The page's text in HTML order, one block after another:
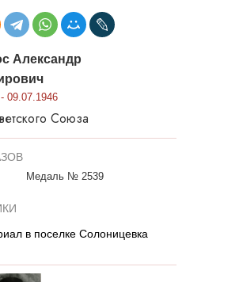
Александр
09.07.1946
Союза
Медаль № 2539
в поселке Солоницевка